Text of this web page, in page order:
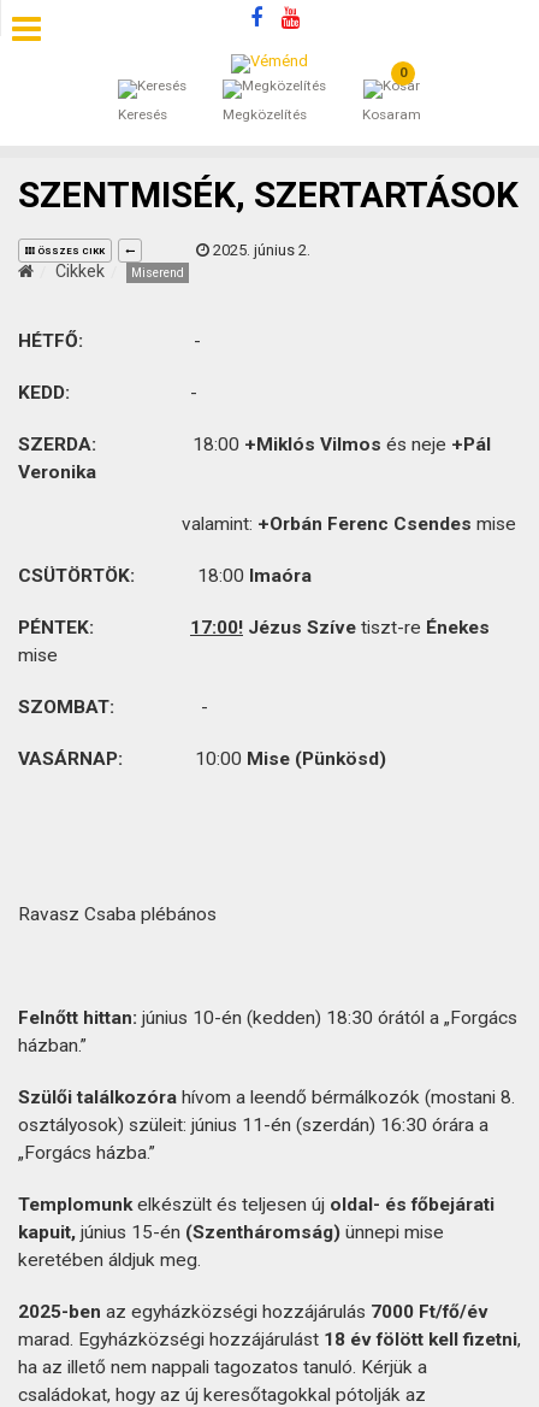
Keresés Megközelítés
0
Kosaram
SZÁLLÁSOK
ÁLTALÁNOS SZERZŐDÉSI FELTÉTELEK
KINCSES BARANYA VÉMÉND
KAPCSOLAT
SZENTMISÉK, SZERTARTÁSOK
ÖSSZES CIKK 2025. június 2.
Cikkek Miserend
HÉTFŐ: -
KEDD: -
SZERDA: 18:00 +Miklós Vilmos és neje +Pál
Veronika
valamint: +Orbán Ferenc Csendes mise
CSÜTÖRTÖK: 18:00 Imaóra
PÉNTEK: 17:00! Jézus Szíve tiszt-re Énekes
mise
SZOMBAT: -
VASÁRNAP: 10:00 Mise (Pünkösd)
Ravasz Csaba plébános
Felnőtt hittan: június 10-én (kedden) 18:30 órától a „Forgács
házban.”
Szülői találkozóra hívom a leendő bérmálkozók (mostani 8.
osztályosok) szüleit: június 11-én (szerdán) 16:30 órára a
„Forgács házba.”
Templomunkelkészült és teljesen új oldal- és főbejárati
kapuit, június 15-én (Szentháromság) ünnepi mise
keretében áldjuk meg.
2025-ben az egyházközségi hozzájárulás 7000 Ft/fő/év
marad. Egyházközségi hozzájárulást 18 év fölött kell fizetni,
ha az illető nem nappali tagozatos tanuló. Kérjük a
családokat, hogy az új keresőtagokkal pótolják az